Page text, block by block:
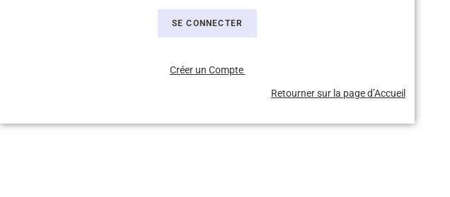
Créer un Compte
Retourner sur la page d’Accueil